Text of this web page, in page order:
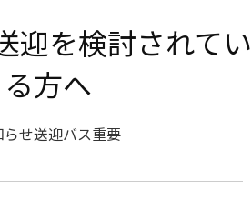
迎を検討されてい
る方へ
らせ送迎バス重要